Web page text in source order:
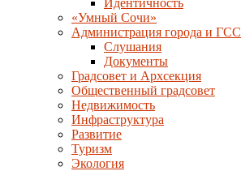
Идентичность
«Умный Сочи»
Администрация города и ГСС
Слушания
Документы
Градсовет и Архсекция
Общественный градсовет
Недвижимость
Инфраструктура
Развитие
Туризм
Экология